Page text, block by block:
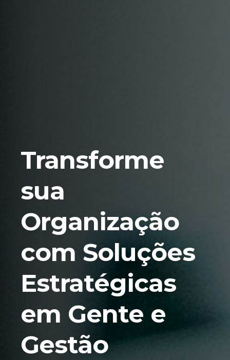
Transforme
sua
Organização
com Soluções
Estratégicas
em Gente e
Gestão